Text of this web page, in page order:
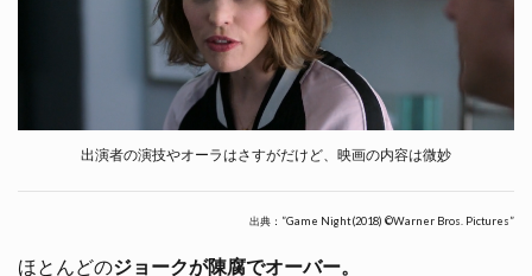
出演者の演技やオーラはさすがだけど、映画の内容は微妙
出典：”Game Night(2018) ©Warner Bros. Pictures”
ほとんどのジョークが陳腐でオーバー。